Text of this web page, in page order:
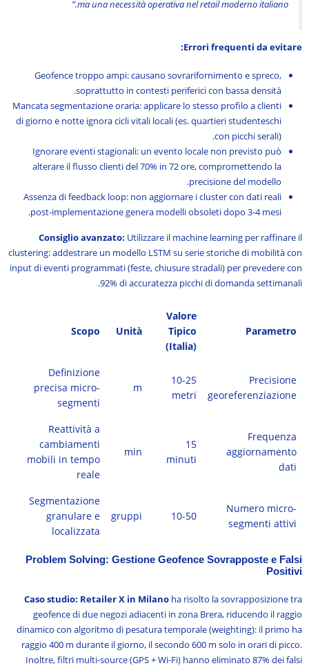
ma una necessità operativa nel retail moderno italiano.”
Errori frequenti da evitare:
Geofence troppo ampi: causano sovrarifornimento e spreco,
soprattutto in contesti periferici con bassa densità.
Mancata segmentazione oraria: applicare lo stesso profilo a clienti
di giorno e notte ignora cicli vitali locali (es. quartieri studenteschi
con picchi serali).
Ignorare eventi stagionali: un evento locale non previsto può
alterare il flusso clienti del 70% in 72 ore, compromettendo la
precisione del modello.
Assenza di feedback loop: non aggiornare i cluster con dati reali
post-implementazione genera modelli obsoleti dopo 3-4 mesi.
Consiglio avanzato: Utilizzare il machine learning per raffinare il
clustering: addestrare un modello LSTM su serie storiche di mobilità con
input di eventi programmati (feste, chiusure stradali) per prevedere con
92% di accuratezza picchi di domanda settimanali.
Parametro
Valore
Tipico
(Italia)
Unità
Scopo
Precisione
georeferenziazione
10-25
metri
m
Definizione
precisa micro-
segmenti
Frequenza
aggiornamento
dati
15
minuti
min
Reattività a
cambiamenti
mobili in tempo
reale
Numero micro-
segmenti attivi
10-50
gruppi
Segmentazione
granulare e
localizzata
Problem Solving: Gestione Geofence Sovrapposte e Falsi
Positivi
Caso studio: Retailer X in Milano ha risolto la sovrapposizione tra
geofence di due negozi adiacenti in zona Brera, riducendo il raggio
dinamico con algoritmo di pesatura temporale (weighting): il primo ha
raggio 400 m durante il giorno, il secondo 600 m solo in orari di picco.
Inoltre, filtri multi-source (GPS + Wi-Fi) hanno eliminato 87% dei falsi